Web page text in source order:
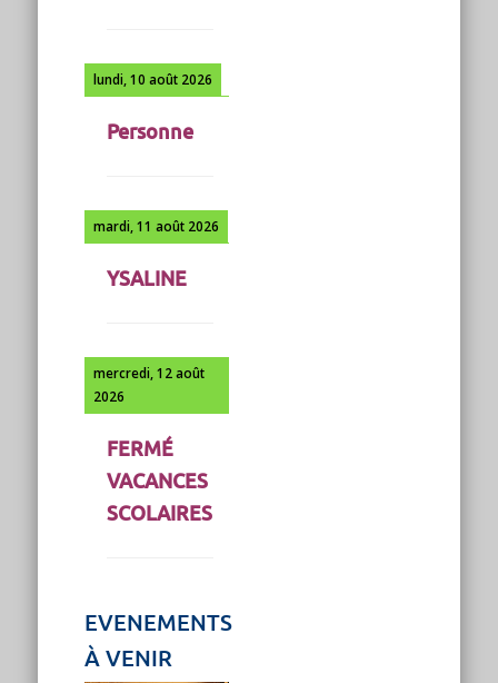
lundi, 10 août 2026
Personne
mardi, 11 août 2026
YSALINE
mercredi, 12 août
2026
FERMÉ
VACANCES
SCOLAIRES
EVENEMENTS
À VENIR